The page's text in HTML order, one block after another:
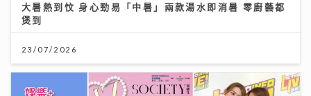
大暑熱到忟 身心勁易「中暑」兩款湯水即消暑 零廚藝都
煲到
23/07/2026